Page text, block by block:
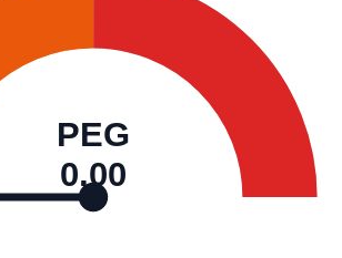
PEG
0,00